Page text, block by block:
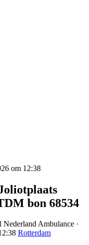
om 12:38
bon 68534
Ambulance ·
Rotterdam